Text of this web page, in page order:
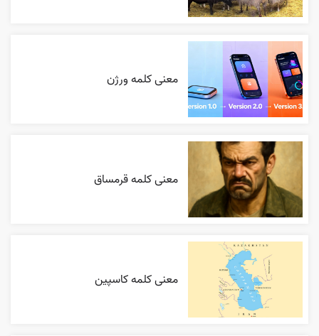
معنی کلمه ورژن
معنی کلمه قرمساق
معنی کلمه کاسپین